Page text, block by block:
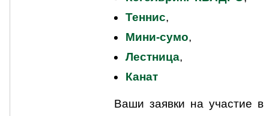
Теннис,
Мини-сумо,
Лестница,
Канат
Ваши заявки на участие в